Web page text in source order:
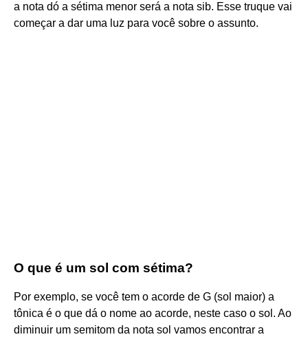
a nota dó a sétima menor será a nota sib. Esse truque vai
começar a dar uma luz para você sobre o assunto.
O que é um sol com sétima?
Por exemplo, se você tem o acorde de G (sol maior) a
tônica é o que dá o nome ao acorde, neste caso o sol. Ao
diminuir um semitom da nota sol vamos encontrar a